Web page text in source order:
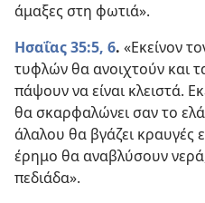
άμαξες στη φωτιά».
Ησαΐας 35:5, 6. «Εκείνον
τυφλών θα ανοιχτούν και
πάψουν να είναι κλειστά.
θα σκαρφαλώνει σαν το
άλαλου θα βγάζει κραυγές
έρημο θα αναβλύσουν
πεδιάδα».